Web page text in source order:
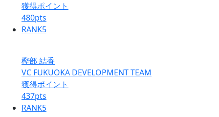
獲得ポイント
480pts
RANK5
樫部 結香
VC FUKUOKA DEVELOPMENT TEAM
獲得ポイント
437pts
RANK5